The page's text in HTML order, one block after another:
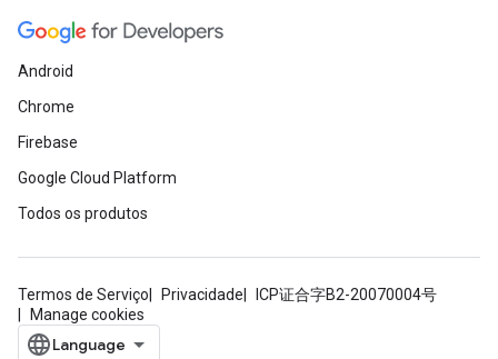
Android
Chrome
Firebase
Google Cloud Platform
Todos os produtos
Termos de Serviço Privacidade
ICP证合字B2-20070004号
Manage cookies